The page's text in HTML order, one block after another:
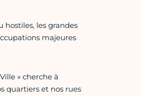
hostiles, les grandes
majeures
» cherche à
quartiers et nos rues